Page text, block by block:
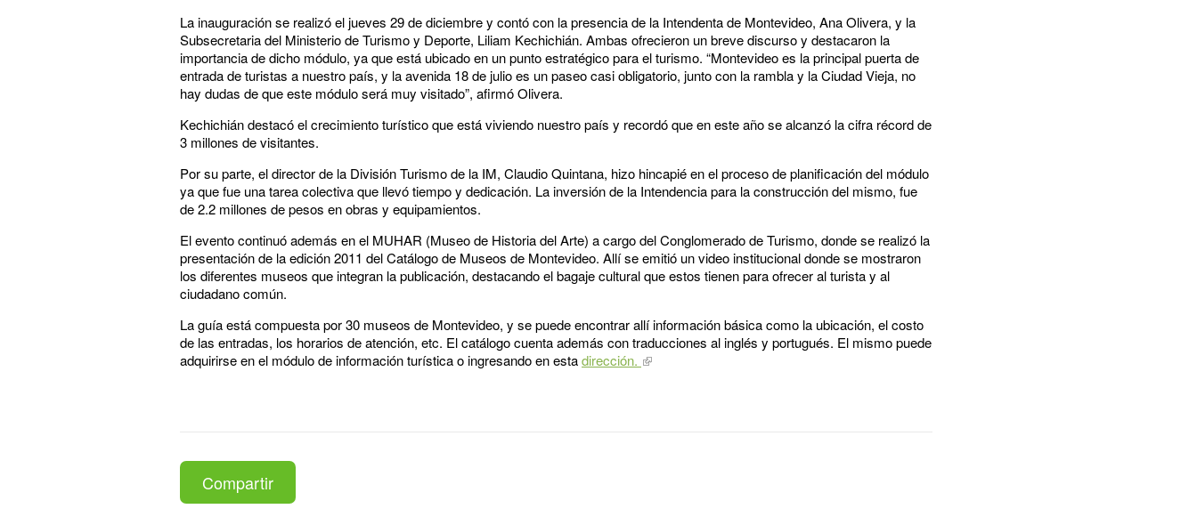
La inauguración se realizó el jueves 29 de diciembre y contó con la presencia de la Intendenta de Montevideo, Ana Olivera, y la
Subsecretaria del Ministerio de Turismo y Deporte, Liliam Kechichián. Ambas ofrecieron un breve discurso y destacaron la
importancia de dicho módulo, ya que está ubicado en un punto estratégico para el turismo. “Montevideo es la principal puerta de
entrada de turistas a nuestro país, y la avenida 18 de julio es un paseo casi obligatorio, junto con la rambla y la Ciudad Vieja, no
hay dudas de que este módulo será muy visitado”, afirmó Olivera.
Kechichián destacó el crecimiento turístico que está viviendo nuestro país y recordó que en este año se alcanzó la cifra récord de
3 millones de visitantes.
Por su parte, el director de la División Turismo de la IM, Claudio Quintana, hizo hincapié en el proceso de planificación del módulo
ya que fue una tarea colectiva que llevó tiempo y dedicación. La inversión de la Intendencia para la construcción del mismo, fue
de 2.2 millones de pesos en obras y equipamientos.
El evento continuó además en el MUHAR (Museo de Historia del Arte) a cargo del Conglomerado de Turismo, donde se realizó la
presentación de la edición 2011 del Catálogo de Museos de Montevideo. Allí se emitió un video institucional donde se mostraron
los diferentes museos que integran la publicación, destacando el bagaje cultural que estos tienen para ofrecer al turista y al
ciudadano común.
La guía está compuesta por 30 museos de Montevideo, y se puede encontrar allí información básica como la ubicación, el costo
de las entradas, los horarios de atención, etc. El catálogo cuenta además con traducciones al inglés y portugués. El mismo puede
adquirirse en el módulo de información turística o ingresando en estadirección.
Compartir